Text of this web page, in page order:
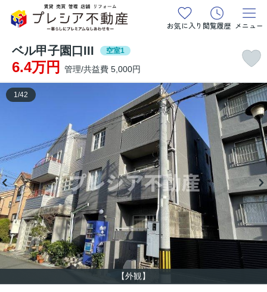
お気に入り 閲覧履歴 メニュー
ベル甲子園口III 空室1
6.4万円 管理/共益費 5,000円
【外観】
1 /42